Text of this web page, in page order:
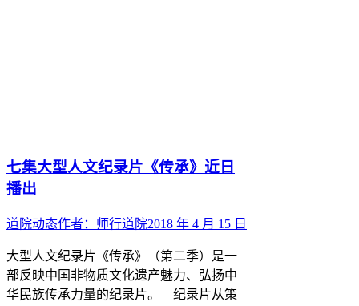
七集大型人文纪录片《传承》近日
播出
道院动态作者： 师行道院2018 年 4 月 15 日
大型人文纪录片《传承》（第二季）是一
部反映中国非物质文化遗产魅力、弘扬中
华民族传承力量的纪录片。 纪录片从策